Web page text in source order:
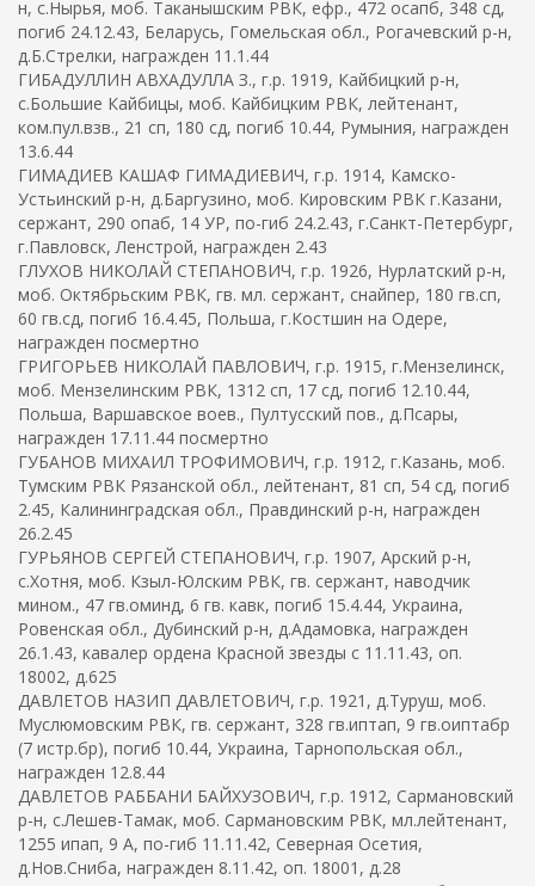
н, с.Нырья, моб. Таканышским РВК, ефр., 472 осапб, 348 сд,
погиб 24.12.43, Беларусь, Гомельская обл., Рогачевский р-н,
д.Б.Стрелки, награжден 11.1.44
ГИБАДУЛЛИН АВХАДУЛЛА З., г.р. 1919, Кайбицкий р-н,
с.Большие Кайбицы, моб. Кайбицким РВК, лейтенант,
ком.пул.взв., 21 сп, 180 сд, погиб 10.44, Румыния, награжден
13.6.44
ГИМАДИЕВ КАШАФ ГИМАДИЕВИЧ, г.р. 1914, Камско-
Устьинский р-н, д.Баргузино, моб. Кировским РВК г.Казани,
сержант, 290 опаб, 14 УР, по-гиб 24.2.43, г.Санкт-Петербург,
г.Павловск, Ленстрой, награжден 2.43
ГЛУХОВ НИКОЛАЙ СТЕПАНОВИЧ, г.р. 1926, Нурлатский р-н,
моб. Октябрьским РВК, гв. мл. сержант, снайпер, 180 гв.сп,
60 гв.сд, погиб 16.4.45, Польша, г.Костшин на Одере,
награжден посмертно
ГРИГОРЬЕВ НИКОЛАЙ ПАВЛОВИЧ, г.р. 1915, г.Мензелинск,
моб. Мензелинским РВК, 1312 сп, 17 сд, погиб 12.10.44,
Польша, Варшавское воев., Пултусский пов., д.Псары,
награжден 17.11.44 посмертно
ГУБАНОВ МИХАИЛ ТРОФИМОВИЧ, г.р. 1912, г.Казань, моб.
Тумским РВК Рязанской обл., лейтенант, 81 сп, 54 сд, погиб
2.45, Калининградская обл., Правдинский р-н, награжден
26.2.45
ГУРЬЯНОВ СЕРГЕЙ СТЕПАНОВИЧ, г.р. 1907, Арский р-н,
с.Хотня, моб. Кзыл-Юлским РВК, гв. сержант, наводчик
мином., 47 гв.оминд, 6 гв. кавк, погиб 15.4.44, Украина,
Ровенская обл., Дубинский р-н, д.Адамовка, награжден
26.1.43, кавалер ордена Красной звезды с 11.11.43, оп.
18002, д.625
ДАВЛЕТОВ НАЗИП ДАВЛЕТОВИЧ, г.р. 1921, д.Туруш, моб.
Муслюмовским РВК, гв. сержант, 328 гв.иптап, 9 гв.оиптабр
(7 истр.бр), погиб 10.44, Украина, Тарнопольская обл.,
награжден 12.8.44
ДАВЛЕТОВ РАББАНИ БАЙХУЗОВИЧ, г.р. 1912, Сармановский
р-н, с.Лешев-Тамак, моб. Сармановским РВК, мл.лейтенант,
1255 ипап, 9 А, по-гиб 11.11.42, Северная Осетия,
д.Нов.Сниба, награжден 8.11.42, оп. 18001, д.28